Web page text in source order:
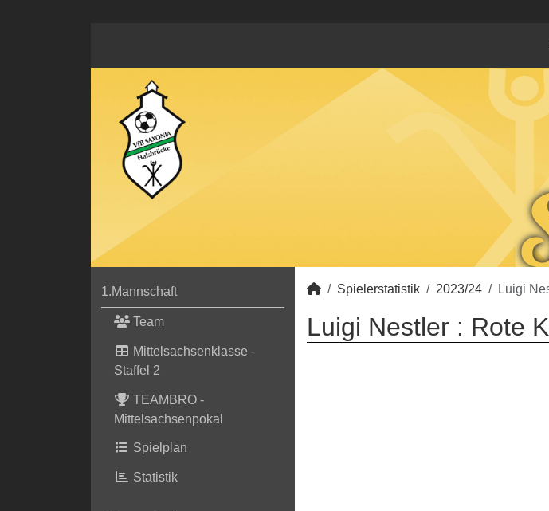
1.Mannschaft
Team
Mittelsachsenklasse -
Staffel 2
TEAMBRO -
Mittelsachsenpokal
Spielplan
Statistik
Spielerstatistik 2023/24 Luigi
Luigi Nestler : Rote